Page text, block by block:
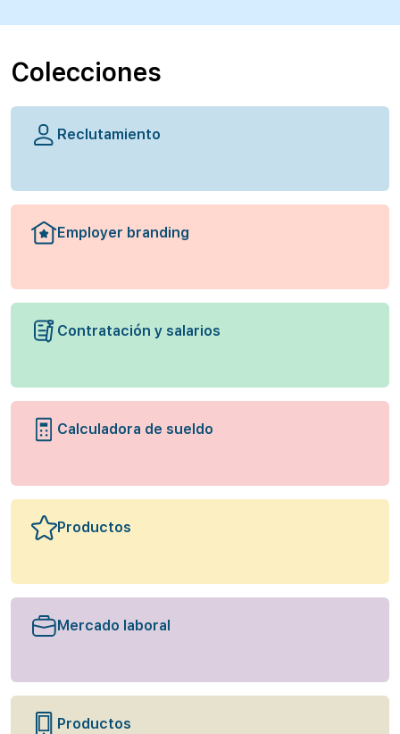
Colecciones
Reclutamiento
Employer branding
Contratación y salarios
Calculadora de sueldo
Productos
Mercado laboral
Productos